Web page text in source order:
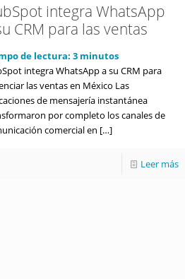
integra WhatsApp
CRM para las ventas
de lectura:3 minutos
integra WhatsApp a su CRM para
las ventas en México Las
de mensajería instantánea
por completo los canales de
comercial en […]
Leer más